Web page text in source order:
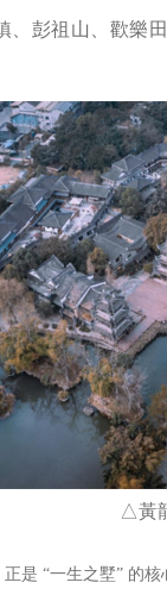
、彭祖山、歡樂
△黃
正是 “一生之墅” 的